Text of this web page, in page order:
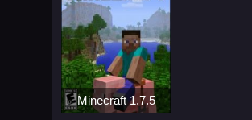
Minecraft 1.7.5